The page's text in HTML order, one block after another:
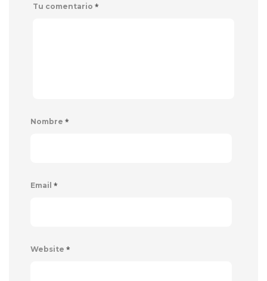
Tu comentario *
Nombre *
Email *
Website *